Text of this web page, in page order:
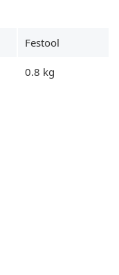
Festool
0.8 kg